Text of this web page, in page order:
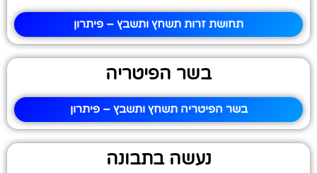
תחושת זרות תשחץ ותשבץ – פיתרון
בשר הפיטריה
בשר הפיטריה תשחץ ותשבץ – פיתרון
נעשה בתבונה